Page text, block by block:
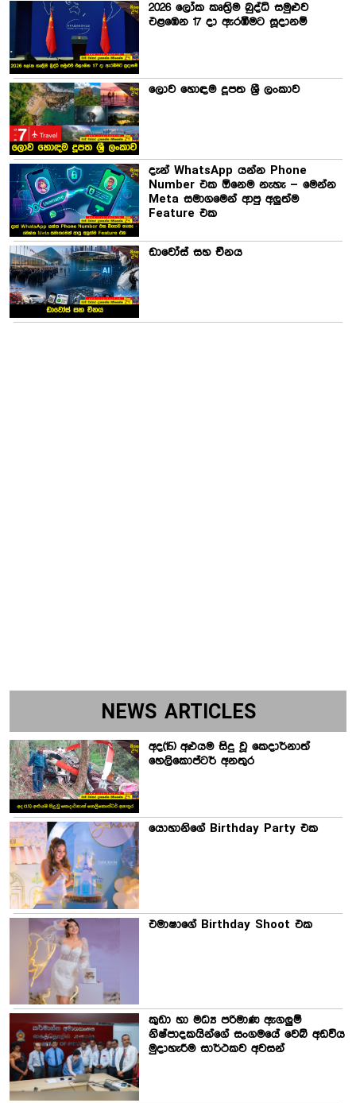
2026 ලෝක කෘත්‍රිම බුද්ධි සමුළුව
එළඹෙන 17 දා ඇරඹීමට සූදානම්
ලොව හොඳම දූපත ශ්‍රී ලංකාව
දැන් WhatsApp යන්න Phone
Number එක ඕනෙම නැහැ – මෙන්න
Meta සමාගමෙන් ආපු අලුත්ම
Feature එක
ඩාවෝස් සහ චීනය
NEWS ARTICLES
අද(15) අළුයම සිදු වූ කෙදාර්නාත්
හෙලිකොප්ටර් අනතුර
යොහානිගේ Birthday Party එක
එමාෂාගේ Birthday Shoot එක
කුඩා හා මධ්‍ය පරිමාණ ඇගලුම්
නිෂ්පාදකයින්ගේ සංගමයේ වෙබ් අඩවිය
මුදාහැරීම සාර්ථකව අවසන්